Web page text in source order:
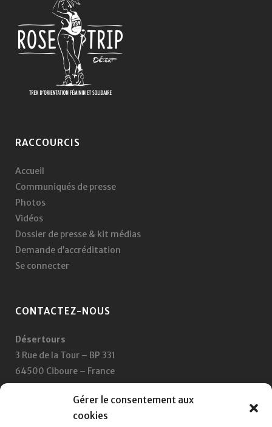
Gérer le consentement aux
cookies
RACCOURCIS
Accueil
Communiqués de presse
Photos
Vidéos
Dossier de presse & kit médias
Demande d’accréditation
Se connecter
CONTACTEZ-NOUS
Désertours
3 Rue de la Tour – BP 331
64500 Ciboure – France
+33 5 59 47 47 47